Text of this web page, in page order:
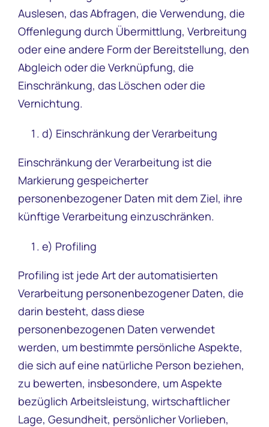
Auslesen, das Abfragen, die Verwendung, die
Offenlegung durch Übermittlung, Verbreitung
oder eine andere Form der Bereitstellung, den
Abgleich oder die Verknüpfung, die
Einschränkung, das Löschen oder die
Vernichtung.
d) Einschränkung der Verarbeitung
Einschränkung der Verarbeitung ist die
Markierung gespeicherter
personenbezogener Daten mit dem Ziel, ihre
künftige Verarbeitung einzuschränken.
e) Profiling
Profiling ist jede Art der automatisierten
Verarbeitung personenbezogener Daten, die
darin besteht, dass diese
personenbezogenen Daten verwendet
werden, um bestimmte persönliche Aspekte,
die sich auf eine natürliche Person beziehen,
zu bewerten, insbesondere, um Aspekte
bezüglich Arbeitsleistung, wirtschaftlicher
Lage, Gesundheit, persönlicher Vorlieben,